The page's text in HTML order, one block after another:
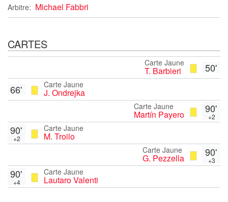
Arbitre: Michael Fabbri
CARTES
50'
Carte Jaune
T. Barbieri
Carte Jaune
J. Ondrejka
66'
90'
+2
Carte Jaune
Martín Payero
Carte Jaune
M. Troilo
90'
+2
90'
+3
Carte Jaune
G. Pezzella
Carte Jaune
Lautaro Valenti
90'
+4